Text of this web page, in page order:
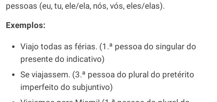
pessoas (eu, tu, ele/ela, nós, vós, eles/elas).
Exemplos:
Viajo todas as férias. (1.ª pessoa do singular do
presente do indicativo)
Se viajassem. (3.ª pessoa do plural do pretérito
imperfeito do subjuntivo)